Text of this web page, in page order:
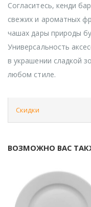
Согласитесь, кенди
свежих и ароматных
чашах дары природы
Универсальность
в украшении сладкой
любом стиле.
Скидки
ВОЗМОЖНО ВАС